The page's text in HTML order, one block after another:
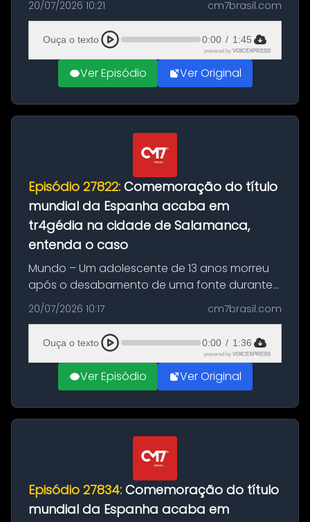
quilos de entorpecentes em uma
embarcação atracada no porto da cidade. O
materia...
20/07/2026 10:21 cm7brasil.com
Ouça o texto 0:00 / 1:45
powered by VOICEXPRESS
Ver Episódio Ver Original
Episódio 27822: Comemoração do título
mundial da Espanha acaba em
tr4gédia na cidade de Salamanca,
entenda o caso
Mundo – Um adolescente de 13 anos morreu
após o desabamento de uma fonte durante
as comemorações pelo título da Copa do
Mundo conquistado pela Espanha, em
Ciudad Rodrigo, na província de Salamanca,
no...
20/07/2026 10:17 cm7brasil.com
Ouça o texto 0:00 / 1:36
powered by VOICEXPRESS
Ver Episódio Ver Original
Episódio 27834: Comemoração do título
mundial da Espanha acaba em